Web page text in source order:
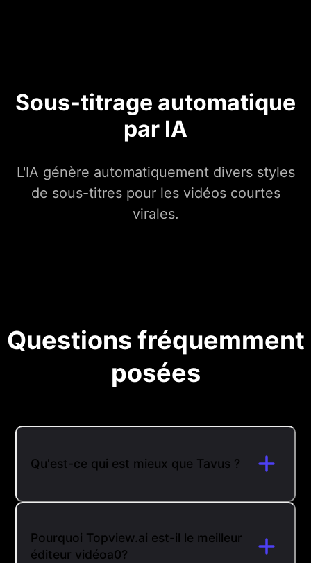
Sous-titrage automatique
par IA
L'IA génère automatiquement divers styles
de sous-titres pour les vidéos courtes
virales.
Questions fréquemment
posées
Qu'est-ce qui est mieux que Tavus ?
Pourquoi Topview.ai est-il le meilleur
éditeur vidéoa0?